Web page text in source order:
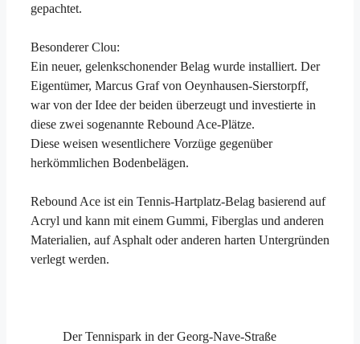
gepachtet.
Besonderer Clou:
Ein neuer, gelenkschonender Belag wurde installiert. Der
Eigentümer, Marcus Graf von Oeynhausen-Sierstorpff,
war von der Idee der beiden überzeugt und investierte in
diese zwei sogenannte Rebound Ace-Plätze.
Diese weisen wesentlichere Vorzüge gegenüber
herkömmlichen Bodenbelägen.
Rebound Ace ist ein Tennis-Hartplatz-Belag basierend auf
Acryl und kann mit einem Gummi, Fiberglas und anderen
Materialien, auf Asphalt oder anderen harten Untergründen
verlegt werden.
Der Tennispark in der Georg-Nave-Straße